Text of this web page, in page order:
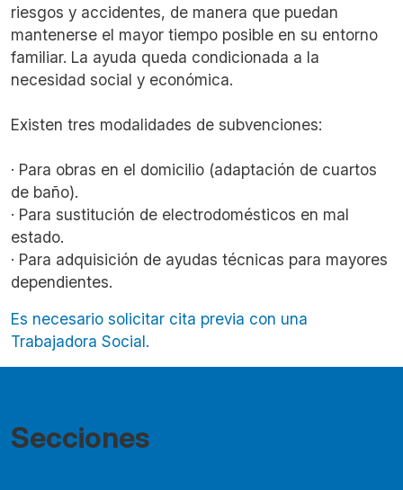
riesgos y accidentes, de manera que puedan
mantenerse el mayor tiempo posible en su entorno
familiar. La ayuda queda condicionada a la
necesidad social y económica.
Existen tres modalidades de subvenciones:
· Para obras en el domicilio (adaptación de cuartos
de baño).
· Para sustitución de electrodomésticos en mal
estado.
· Para adquisición de ayudas técnicas para mayores
dependientes.
Es necesario solicitar cita previa con una
Trabajadora Social.
Secciones